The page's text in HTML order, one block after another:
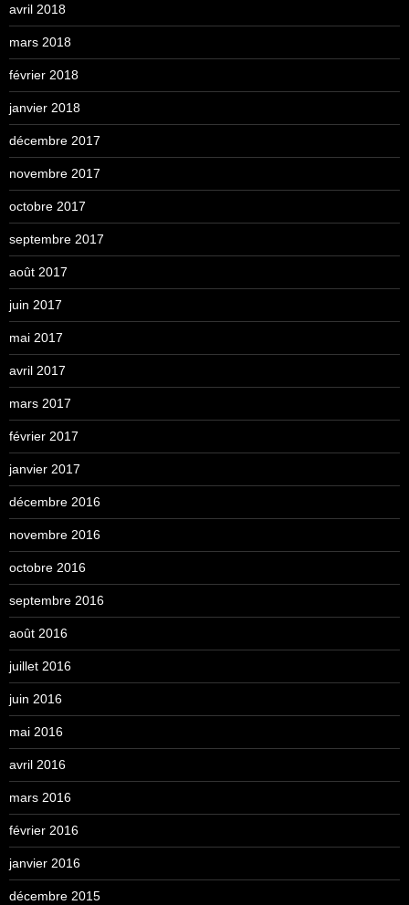
avril 2018
mars 2018
février 2018
janvier 2018
décembre 2017
novembre 2017
octobre 2017
septembre 2017
août 2017
juin 2017
mai 2017
avril 2017
mars 2017
février 2017
janvier 2017
décembre 2016
novembre 2016
octobre 2016
septembre 2016
août 2016
juillet 2016
juin 2016
mai 2016
avril 2016
mars 2016
février 2016
janvier 2016
décembre 2015